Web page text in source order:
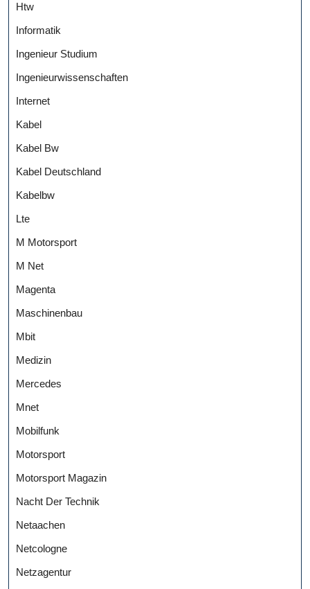
Htw
Informatik
Ingenieur Studium
Ingenieurwissenschaften
Internet
Kabel
Kabel Bw
Kabel Deutschland
Kabelbw
Lte
M Motorsport
M Net
Magenta
Maschinenbau
Mbit
Medizin
Mercedes
Mnet
Mobilfunk
Motorsport
Motorsport Magazin
Nacht Der Technik
Netaachen
Netcologne
Netzagentur